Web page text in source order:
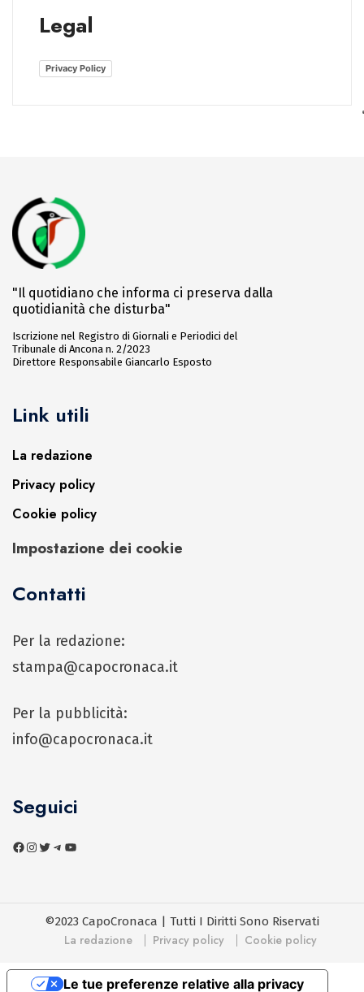
Legal
Privacy Policy
"Il quotidiano che informa ci preserva dalla
quotidianità che disturba"
Iscrizione nel Registro di Giornali e Periodici del
Tribunale di Ancona n. 2/2023
Direttore Responsabile Giancarlo Esposto
Link utili
La redazione
Privacy policy
Cookie policy
Impostazione dei cookie
Contatti
Per la redazione:
stampa@capocronaca.it
Per la pubblicità:
info@capocronaca.it
Seguici
©2023 CapoCronaca | Tutti I Diritti Sono Riservati
La redazione Privacy policy Cookie policy
Le tue preferenze relative alla privacy